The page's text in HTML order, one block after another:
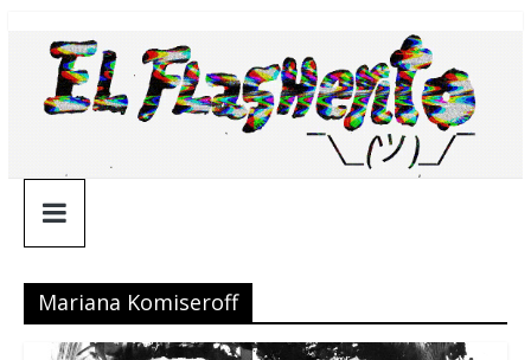
contenido
¯\_(ツ)_/
¯
Mariana Komiseroff